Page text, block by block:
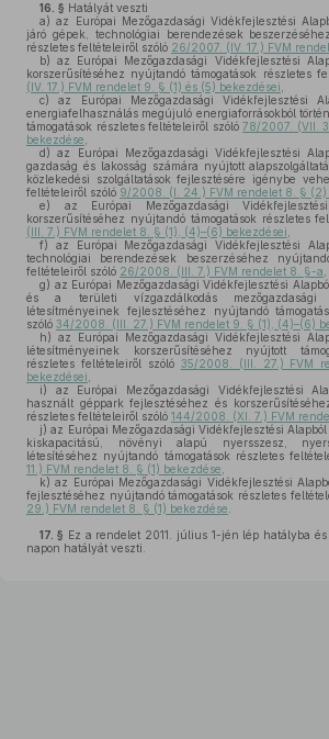
16. § Hatályát veszti
a) az Európai Mezőgazdasági Vidékfejlesztési
járó gépek, technológiai berendezések
részletes feltételeiről szóló 26/2007. (IV. 17.) FVM
b) az Európai Mezőgazdasági Vidékfejlesztési
korszerűsítéséhez nyújtandó támogatások részletes
(IV. 17.) FVM rendelet 9. § (1) és (5) bekezdései
c) az Európai Mezőgazdasági Vidékfejlesztési
energiafelhasználás megújuló energiaforrásokból
támogatások részletes feltételeiről szóló78/2007. (VII.
bekezdése
d) az Európai Mezőgazdasági Vidékfejlesztési
gazdaság és lakosság számára nyújtott
közlekedési szolgáltatások fejlesztésére igénybe
feltételeiről szóló 9/2008. (I. 24.) FVM rendelet 8. § (2)
e) az Európai Mezőgazdasági
korszerűsítéséhez nyújtandó támogatások részletes
(III. 7.) FVM rendelet 8. § (1), (4)–(6) bekezdései
f) az Európai Mezőgazdasági Vidékfejlesztési
technológiai berendezések beszerzéséhez
feltételeiről szóló 26/2008. (III. 7.) FVM rendelet 8. §-a
g) az Európai Mezőgazdasági Vidékfejlesztési
és a területi vízgazdálkodás
létesítményeinek fejlesztéséhez nyújtandó
szóló 34/2008. (III. 27.) FVM rendelet 9. § (1), (4)–(6)
h) az Európai Mezőgazdasági Vidékfejlesztési
létesítményeinek korszerűsítéséhez nyújtott
részletes feltételeiről szóló 35/2008. (III. 27.) FVM
bekezdései
i) az Európai Mezőgazdasági Vidékfejlesztési
használt géppark fejlesztéséhez és
részletes feltételeiről szóló 144/2008. (XI. 7.) FVM
j) az Európai Mezőgazdasági Vidékfejlesztési
kiskapacitású, növényi alapú nyersszesz,
létesítéséhez nyújtandó támogatások részletes
11.) FVM rendelet 8. § (1) bekezdése
k) az Európai Mezőgazdasági Vidékfejlesztési
fejlesztéséhez nyújtandó támogatások részletes
29.) FVM rendelet 8. § (1) bekezdése
17. § Ez a rendelet 2011. július 1-jén lép hatályba
napon hatályát veszti.